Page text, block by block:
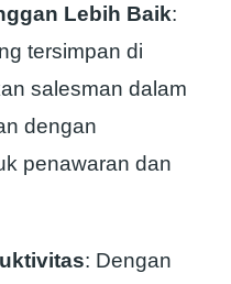
Lebih Baik:
tersimpan di
salesman dalam
dengan
penawaran dan
: Dengan